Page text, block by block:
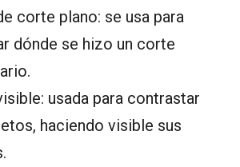
corte plano: se usa para
dónde se hizo un corte
usada para contrastar
haciendo visible sus